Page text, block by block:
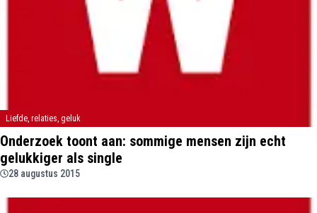
Liefde, relaties, geluk
Onderzoek toont aan: sommige mensen zijn echt
gelukkiger als single
28 augustus 2015